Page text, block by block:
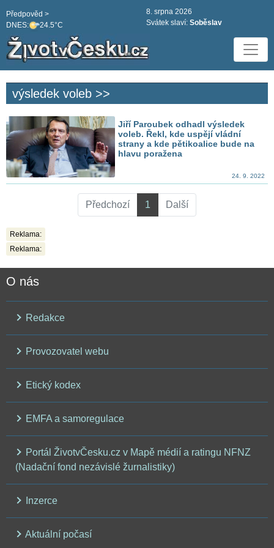
DNES: 24.5°C
Předpověd >
8. srpna 2026
Svátek slaví: Soběslav
výsledek voleb >>
Jiří Paroubek odhadl výsledek
voleb. Řekl, kde uspějí vládní
strany a kde pětikoalice bude na
hlavu poražena
24. 9. 2022
Předchozí 1 Další
Reklama:
Reklama:
O nás
Redakce
Provozovatel webu
Etický kodex
EMFA a samoregulace
Portál ŽivotvČesku.cz v Mapě médií a ratingu NFNZ
(Nadační fond nezávislé žurnalistiky)
Inzerce
Aktuální počasí